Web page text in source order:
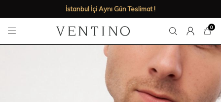
İstanbul İçi Aynı Gün Teslimat !
0